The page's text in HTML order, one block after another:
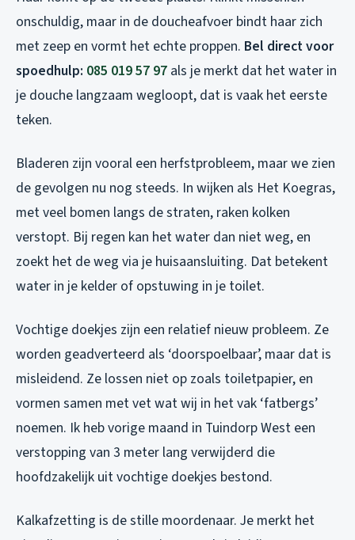
onschuldig, maar in de doucheafvoer bindt haar zich
met zeep en vormt het echte proppen. Bel direct voor
spoedhulp: 085 019 57 97 als je merkt dat het water in
je douche langzaam wegloopt, dat is vaak het eerste
teken.
Bladeren zijn vooral een herfstprobleem, maar we zien
de gevolgen nu nog steeds. In wijken als Het Koegras,
met veel bomen langs de straten, raken kolken
verstopt. Bij regen kan het water dan niet weg, en
zoekt het de weg via je huisaansluiting. Dat betekent
water in je kelder of opstuwing in je toilet.
Vochtige doekjes zijn een relatief nieuw probleem. Ze
worden geadverteerd als ‘doorspoelbaar’, maar dat is
misleidend. Ze lossen niet op zoals toiletpapier, en
vormen samen met vet wat wij in het vak ‘fatbergs’
noemen. Ik heb vorige maand in Tuindorp West een
verstopping van 3 meter lang verwijderd die
hoofdzakelijk uit vochtige doekjes bestond.
Kalkafzetting is de stille moordenaar. Je merkt het